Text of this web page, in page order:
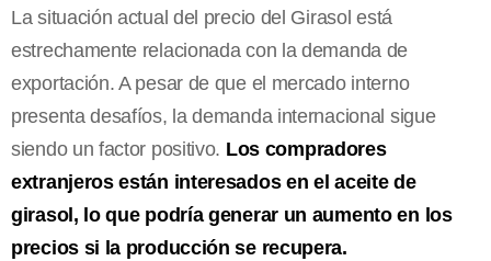
La situación actual del precio del Girasol está
estrechamente relacionada con la demanda de
exportación. A pesar de que el mercado interno
presenta desafíos, la demanda internacional sigue
siendo un factor positivo. Los compradores
extranjeros están interesados en el aceite de
girasol, lo que podría generar un aumento en los
precios si la producción se recupera.